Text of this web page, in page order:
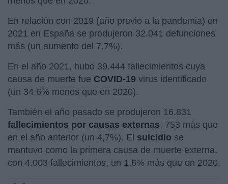
En relación con 2019 (año previo a la pandemia) en
2021 en España se produjeron 32.041 defunciones
más (un aumento del 7,7%).
En el año 2021, hubo 39.444 fallecimientos cuya
causa de muerte fue COVID-19 virus identificado
(un 34,6% menos que en 2020).
También el año pasado se produjeron 16.831
fallecimientos por causas externas, 753 más que
en el año anterior (un 4,7%). El suicidio se
mantuvo como la primera causa de muerte externa,
con 4.003 fallecimientos, un 1,6% más que en 2020.